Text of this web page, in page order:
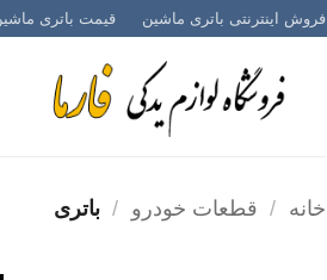
فروش اینترنتی باتری ماشین قیمت باتری
خانه / قطعات خودرو / باتری